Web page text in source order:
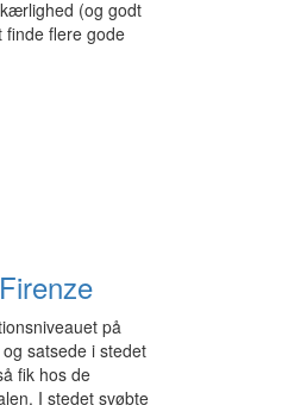
(og godt
finde flere gode
på
satsede i stedet
fik hos de
I stedet svøbte